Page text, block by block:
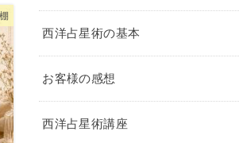
西洋占星術の基本
お客様の感想
西洋占星術講座